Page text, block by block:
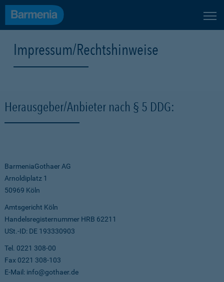
Impressum/Rechtshinweise
Herausgeber/Anbieter nach § 5 DDG:
BarmeniaGothaer AG
Arnoldiplatz 1
50969 Köln
Amtsgericht Köln
Handelsregisternummer HRB 62211
USt.-ID: DE 193330903
Tel. 0221 308-00
Fax 0221 308-103
E-Mail: info@gothaer.de